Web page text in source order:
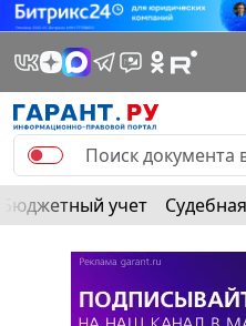
Бюджетный учет